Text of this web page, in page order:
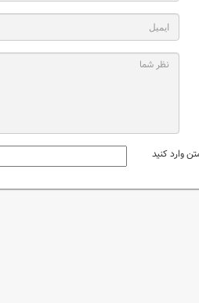
وارد کنید